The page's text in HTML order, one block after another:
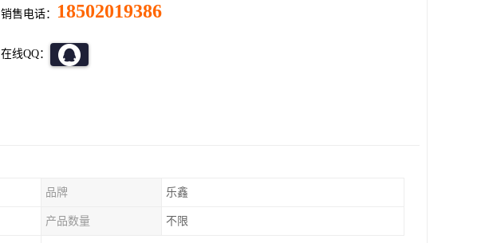
销售电话： 18502019386
在线QQ：
品牌 乐鑫
产品数量 不限